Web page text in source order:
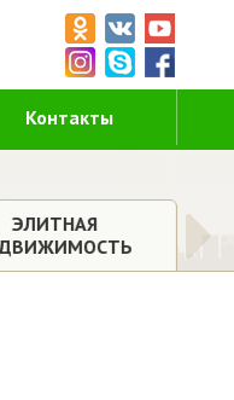
Контакты
ЭЛИТНАЯ